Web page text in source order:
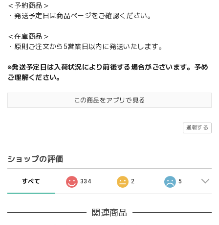
＜予約商品＞
・発送予定日は商品ページをご確認ください。
＜在庫商品＞
・原則ご注文から5営業日以内に発送いたします。
※発送予定日は入荷状況により前後する場合がございます。予め
ご理解ください。
この商品をアプリで見る
通報する
ショップの評価
すべて 334 2 5
関連商品